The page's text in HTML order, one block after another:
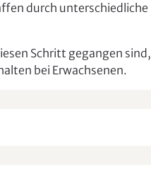
durch unterschiedliche
Schritt gegangen sind,
bei Erwachsenen.